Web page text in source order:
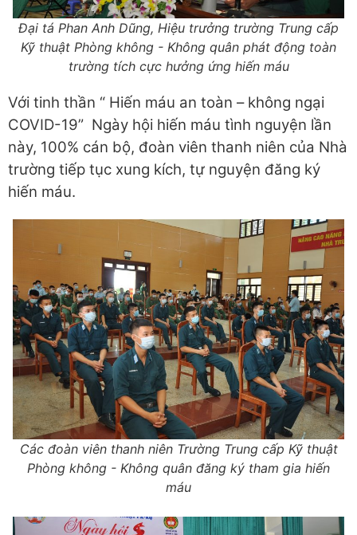
Đại tá Phan Anh Dũng, Hiệu trưởng trường Trung cấp
Kỹ thuật Phòng không - Không quân phát động toàn
trường tích cực hưởng ứng hiến máu
Với tinh thần “ Hiến máu an toàn – không ngại
COVID-19” Ngày hội hiến máu tình nguyện lần
này, 100% cán bộ, đoàn viên thanh niên của Nhà
trường tiếp tục xung kích, tự nguyện đăng ký
hiến máu.
Các đoàn viên thanh niên Trường Trung cấp Kỹ thuật
Phòng không - Không quân đăng ký tham gia hiến
máu